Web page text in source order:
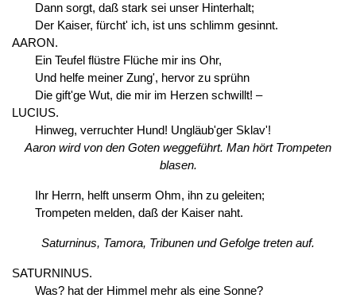
Dann sorgt, daß stark sei unser Hinterhalt;
Der Kaiser, fürcht' ich, ist uns schlimm gesinnt.
AARON.
Ein Teufel flüstre Flüche mir ins Ohr,
Und helfe meiner Zung', hervor zu sprühn
Die gift'ge Wut, die mir im Herzen schwillt! –
LUCIUS.
Hinweg, verruchter Hund! Ungläub'ger Sklav'!
Aaron wird von den Goten weggeführt. Man hört Trompeten
blasen.
Ihr Herrn, helft unserm Ohm, ihn zu geleiten;
Trompeten melden, daß der Kaiser naht.
Saturninus, Tamora, Tribunen und Gefolge treten auf.
SATURNINUS.
Was? hat der Himmel mehr als eine Sonne?